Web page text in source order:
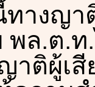
างญา
ล.ต.ท
าติผู้เ